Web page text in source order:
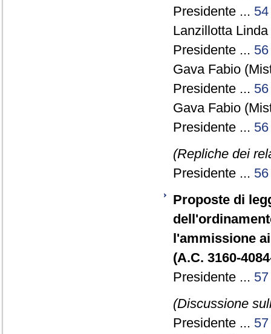
Presidente ... 54
Lanzillotta
Presidente ... 56
Gava Fabio
Presidente ... 56
Gava Fabio
Presidente ... 56
(Repliche dei
Presidente ... 56
Proposte di
l'ammissione
(A.C. 3160-
Presidente ... 57
(Discussione
Presidente ... 57